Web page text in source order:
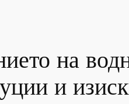
на
и